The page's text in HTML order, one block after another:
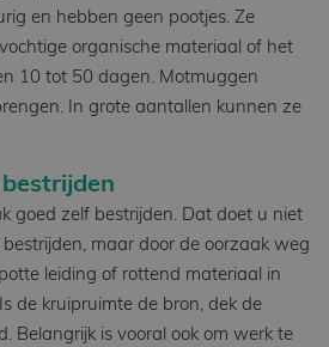
en hebben geen pootjes. Ze
organische materiaal of het
10 tot 50 dagen. Motmuggen
In grote aantallen kunnen ze
goed zelf bestrijden. Dat doet u niet
maar door de oorzaak weg
leiding of rottend materiaal in
de kruipruimte de bron, dek de
Belangrijk is vooral ook om werk te